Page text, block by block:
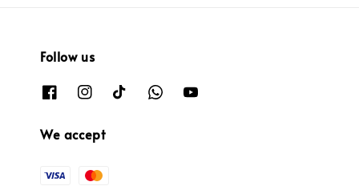
Follow us
We accept